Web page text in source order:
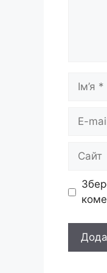
Ім’я
Сайт